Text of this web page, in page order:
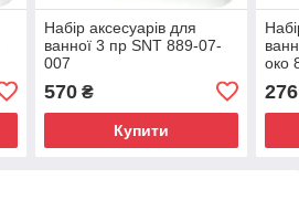
Набір аксесуарів для
ванної 3 пр SNT 889-07-
007
570₴
Купити
око
276